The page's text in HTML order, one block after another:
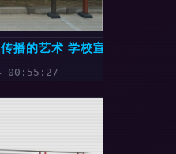
播的艺术 学校宣传栏定制与
00:55:27